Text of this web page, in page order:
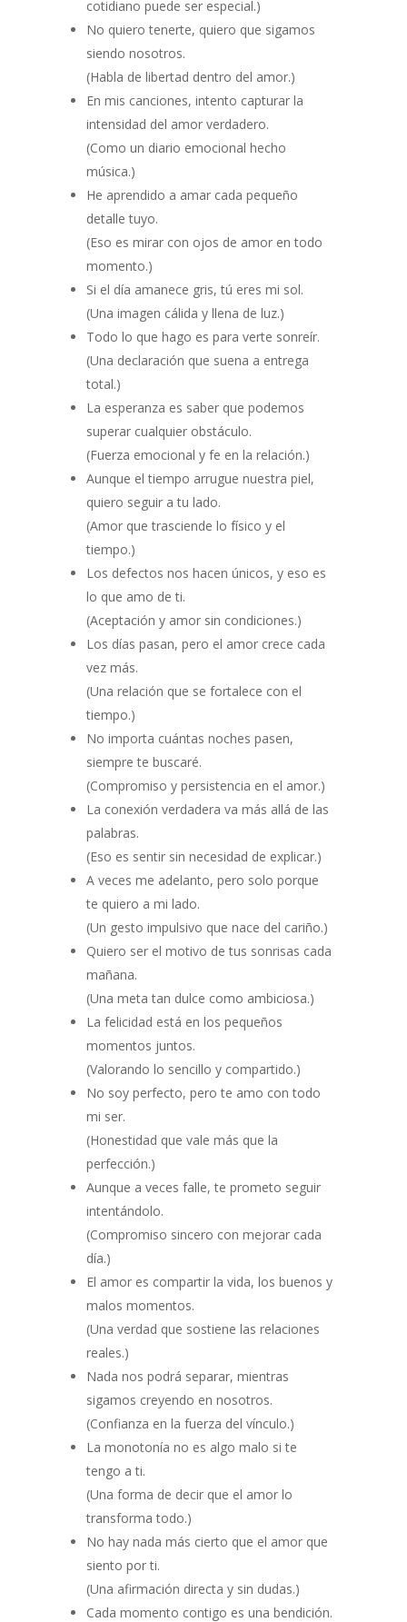
cotidiano puede ser especial.)
No quiero tenerte, quiero que sigamos
siendo nosotros.
(Habla de libertad dentro del amor.)
En mis canciones, intento capturar la
intensidad del amor verdadero.
(Como un diario emocional hecho
música.)
He aprendido a amar cada pequeño
detalle tuyo.
(Eso es mirar con ojos de amor en todo
momento.)
Si el día amanece gris, tú eres mi sol.
(Una imagen cálida y llena de luz.)
Todo lo que hago es para verte sonreír.
(Una declaración que suena a entrega
total.)
La esperanza es saber que podemos
superar cualquier obstáculo.
(Fuerza emocional y fe en la relación.)
Aunque el tiempo arrugue nuestra piel,
quiero seguir a tu lado.
(Amor que trasciende lo físico y el
tiempo.)
Los defectos nos hacen únicos, y eso es
lo que amo de ti.
(Aceptación y amor sin condiciones.)
Los días pasan, pero el amor crece cada
vez más.
(Una relación que se fortalece con el
tiempo.)
No importa cuántas noches pasen,
siempre te buscaré.
(Compromiso y persistencia en el amor.)
La conexión verdadera va más allá de las
palabras.
(Eso es sentir sin necesidad de explicar.)
A veces me adelanto, pero solo porque
te quiero a mi lado.
(Un gesto impulsivo que nace del cariño.)
Quiero ser el motivo de tus sonrisas cada
mañana.
(Una meta tan dulce como ambiciosa.)
La felicidad está en los pequeños
momentos juntos.
(Valorando lo sencillo y compartido.)
No soy perfecto, pero te amo con todo
mi ser.
(Honestidad que vale más que la
perfección.)
Aunque a veces falle, te prometo seguir
intentándolo.
(Compromiso sincero con mejorar cada
día.)
El amor es compartir la vida, los buenos y
malos momentos.
(Una verdad que sostiene las relaciones
reales.)
Nada nos podrá separar, mientras
sigamos creyendo en nosotros.
(Confianza en la fuerza del vínculo.)
La monotonía no es algo malo si te
tengo a ti.
(Una forma de decir que el amor lo
transforma todo.)
No hay nada más cierto que el amor que
siento por ti.
(Una afirmación directa y sin dudas.)
Cada momento contigo es una bendición.